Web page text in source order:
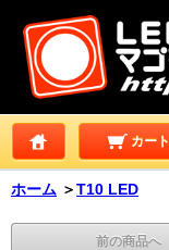
カート
ホーム ＞T10 LED
前の商品へ